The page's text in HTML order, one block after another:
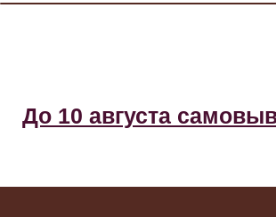
До 10 августа